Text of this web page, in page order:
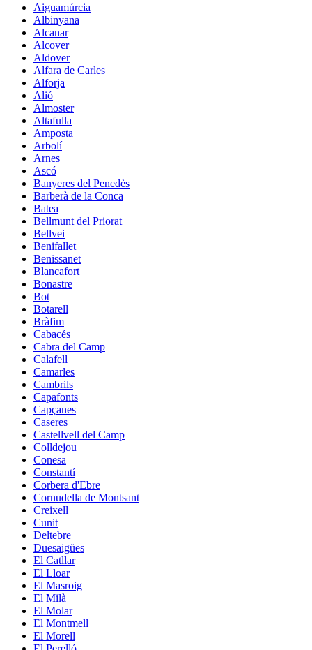
Aiguamúrcia
Albinyana
Alcanar
Alcover
Aldover
Alfara de Carles
Alforja
Alió
Almoster
Altafulla
Amposta
Arbolí
Arnes
Ascó
Banyeres del Penedès
Barberà de la Conca
Batea
Bellmunt del Priorat
Bellvei
Benifallet
Benissanet
Blancafort
Bonastre
Bot
Botarell
Bràfim
Cabacés
Cabra del Camp
Calafell
Camarles
Cambrils
Capafonts
Capçanes
Caseres
Castellvell del Camp
Colldejou
Conesa
Constantí
Corbera d'Ebre
Cornudella de Montsant
Creixell
Cunit
Deltebre
Duesaigües
El Catllar
El Lloar
El Masroig
El Milà
El Molar
El Montmell
El Morell